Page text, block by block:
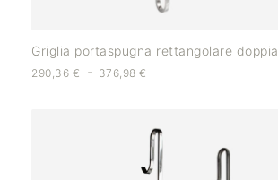
Griglia portaspugna rettangolare doppia
290,36 € - 376,98€